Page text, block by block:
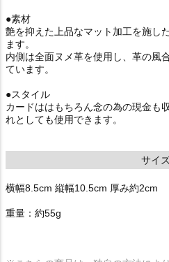
●素材
艶を抑えた上品なマット加工を施し
ます。
内側は全面ヌメ革を使用し、革の風
ています。
●スタイル
カードははもちろん念の為の現金も
れとしても使用できます。
サイ
横幅8.5cm 縦幅10.5cm 厚み約2cm
重量：約55g